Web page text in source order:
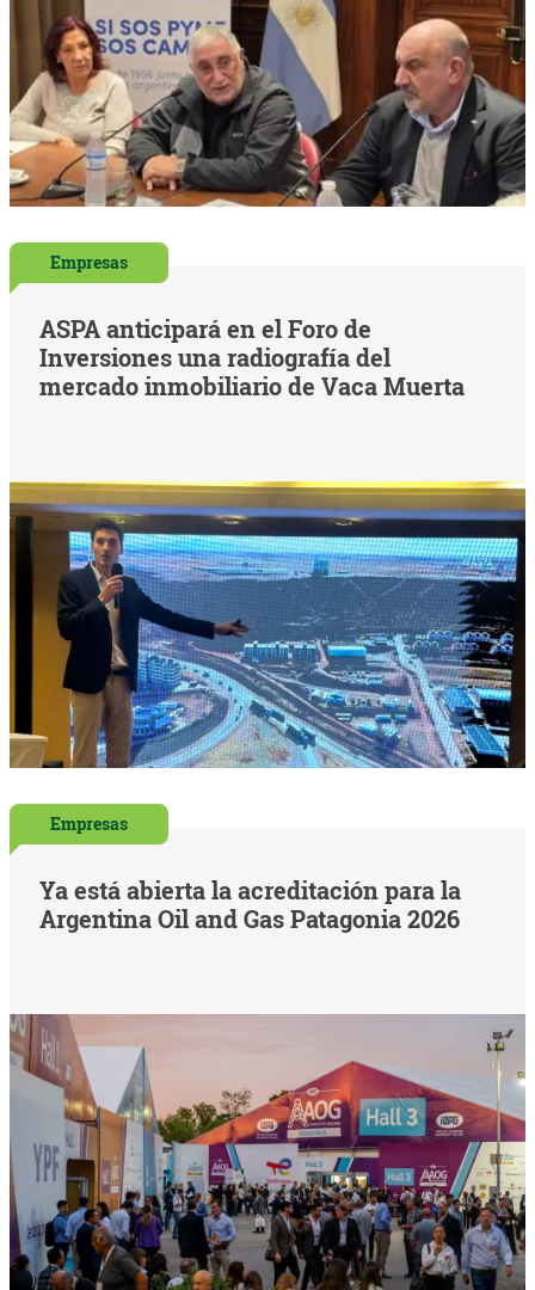
Empresas
ASPA anticipará en el Foro de
Inversiones una radiografía del
mercado inmobiliario de Vaca Muerta
Empresas
Ya está abierta la acreditación para la
Argentina Oil and Gas Patagonia 2026